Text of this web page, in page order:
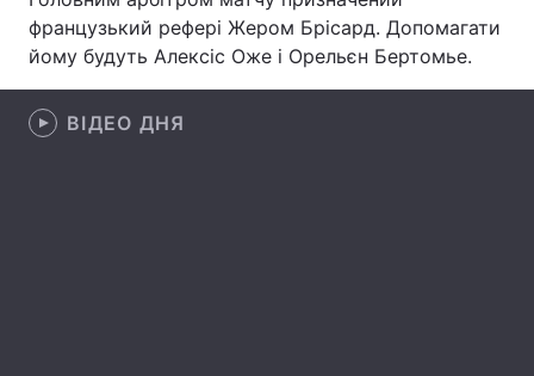
Техно і зв'язок Лайт
Зброя
французький рефері Жером Брісард. Допомагати
йому будуть Алексіс Оже і Орельєн Бертомье.
ВІДЕО ДНЯ